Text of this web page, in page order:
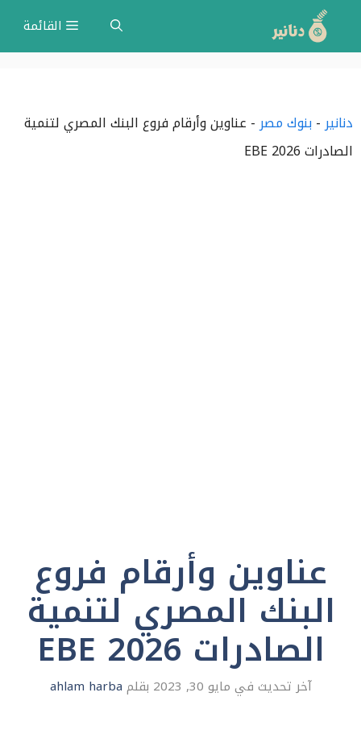
انتقل
إلى
القائمة
دنانير-بنوك مصر- عناوين وأرقام فروع البنك المصري لتنمية
الصادرات EBE 2026
عناوين وأرقام فروع
البنك المصري لتنمية
الصادرات EBE 2026
مايو 30, 2023 بقلم ahlam harba